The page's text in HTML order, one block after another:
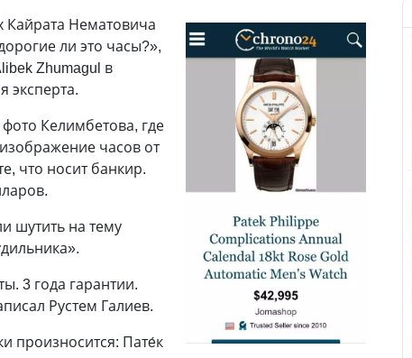
Кайрата Нематовича
ли это часы?»,
Zhumagul в
эксперта.
Келимбетова, где
часов от
что носит банкир.
шутить на тему
3 года гарантии.
Рустем Галиев.
произносится: Пате́к